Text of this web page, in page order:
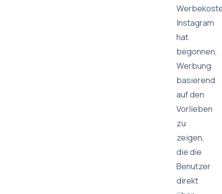
Instagram
hat
begonnen,
Werbung
basierend
auf den
Vorlieben
zu
zeigen,
die die
Benutzer
direkt